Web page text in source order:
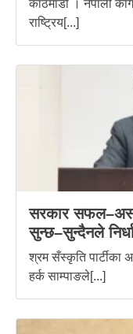
काठमाडौं । नेपाली
राष्ट्रिय[...]
सरकार
सुन्छ–सुन्दैनले
श्रम सँस्कृति पार्टीका
हर्क साम्पाङले[...]